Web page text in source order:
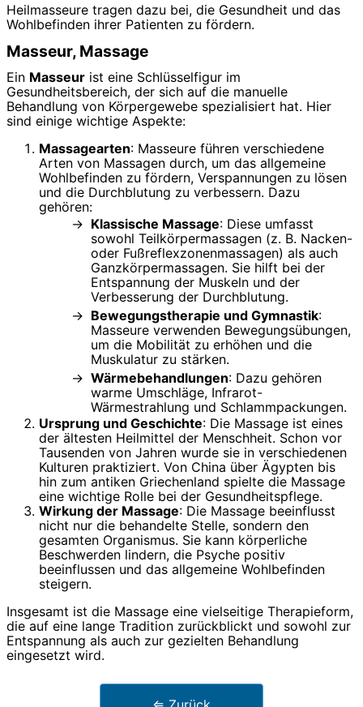
Heilmasseure tragen dazu bei, die Gesundheit und das
Wohlbefinden ihrer Patienten zu fördern.
Masseur, Massage
Ein Masseur ist eine Schlüsselfigur im
Gesundheitsbereich, der sich auf die manuelle
Behandlung von Körpergewebe spezialisiert hat. Hier
sind einige wichtige Aspekte:
Massagearten: Masseure führen verschiedene
Arten von Massagen durch, um das allgemeine
Wohlbefinden zu fördern, Verspannungen zu lösen
und die Durchblutung zu verbessern. Dazu
gehören:
Klassische Massage: Diese umfasst
sowohl Teilkörpermassagen (z. B. Nacken-
oder Fußreflexzonenmassagen) als auch
Ganzkörpermassagen. Sie hilft bei der
Entspannung der Muskeln und der
Verbesserung der Durchblutung.
Bewegungstherapie und Gymnastik:
Masseure verwenden Bewegungsübungen,
um die Mobilität zu erhöhen und die
Muskulatur zu stärken.
Wärmebehandlungen: Dazu gehören
warme Umschläge, Infrarot-
Wärmestrahlung und Schlammpackungen.
Ursprung und Geschichte: Die Massage ist eines
der ältesten Heilmittel der Menschheit. Schon vor
Tausenden von Jahren wurde sie in verschiedenen
Kulturen praktiziert. Von China über Ägypten bis
hin zum antiken Griechenland spielte die Massage
eine wichtige Rolle bei der Gesundheitspflege.
Wirkung der Massage: Die Massage beeinflusst
nicht nur die behandelte Stelle, sondern den
gesamten Organismus. Sie kann körperliche
Beschwerden lindern, die Psyche positiv
beeinflussen und das allgemeine Wohlbefinden
steigern.
Insgesamt ist die Massage eine vielseitige Therapieform,
die auf eine lange Tradition zurückblickt und sowohl zur
Entspannung als auch zur gezielten Behandlung
eingesetzt wird.